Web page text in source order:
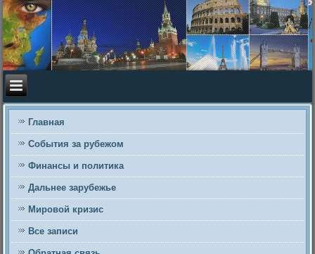
Главная
События за рубежом
Финансы и политика
Дальнее зарубежье
Мировой кризис
Все записи